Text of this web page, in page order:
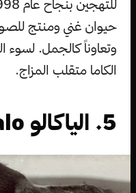
حيوان غني ومنتج
وتعاوناً كالجمل. لسوء
الكاما متقلب المزاج.
5. الياكالو Yakalo: